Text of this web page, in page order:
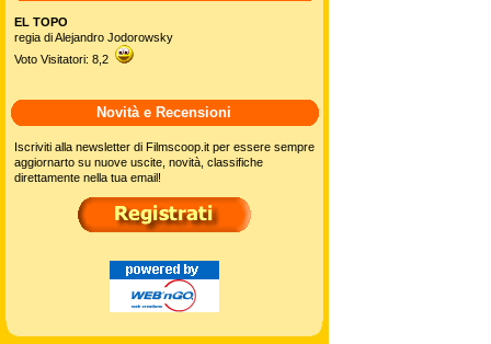
EL TOPO
regia di Alejandro Jodorowsky
Voto Visitatori: 8,2
Novità e Recensioni
Iscriviti alla newsletter di Filmscoop.it per essere sempre
aggiornarto su nuove uscite, novità, classifiche
direttamente nella tua email!